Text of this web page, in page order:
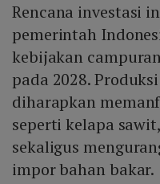
Rencana investasi
pemerintah
kebijakan
pada 2028.
diharapkan
seperti kelapa
sekaligus
impor bahan bakar.